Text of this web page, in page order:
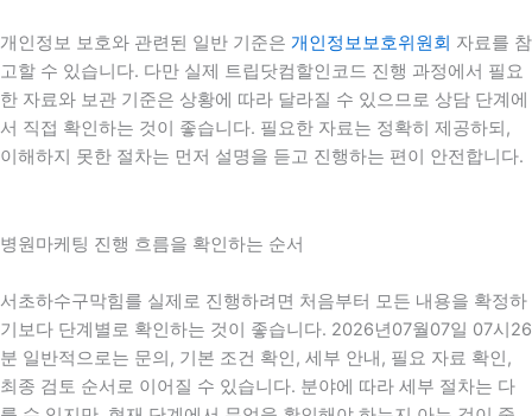
개인정보 보호와 관련된 일반 기준은 개인정보보호위원회 자료를 참
고할 수 있습니다. 다만 실제 트립닷컴할인코드 진행 과정에서 필요
한 자료와 보관 기준은 상황에 따라 달라질 수 있으므로 상담 단계에
서 직접 확인하는 것이 좋습니다. 필요한 자료는 정확히 제공하되,
이해하지 못한 절차는 먼저 설명을 듣고 진행하는 편이 안전합니다.
병원마케팅 진행 흐름을 확인하는 순서
서초하수구막힘를 실제로 진행하려면 처음부터 모든 내용을 확정하
기보다 단계별로 확인하는 것이 좋습니다. 2026년07월07일 07시26
분 일반적으로는 문의, 기본 조건 확인, 세부 안내, 필요 자료 확인,
최종 검토 순서로 이어질 수 있습니다. 분야에 따라 세부 절차는 다